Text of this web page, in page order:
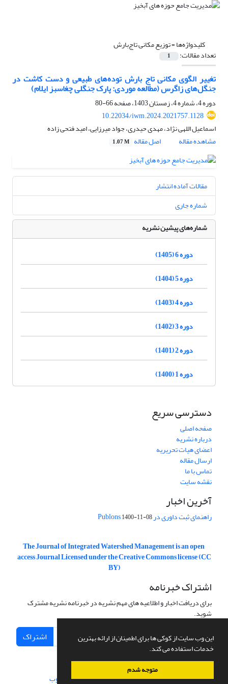
این وب سایت از کوکی ها برای اطمینان از ارائه بهترین
خدمات استفاده می کند.
متوجه شدم
کلیدواژه‌ها =توزیع مکانی تاج‌بارش
تعداد مقالات: 1
تغییر الگوی مکانی تاج بارش توده‌های طبیعی و دست کاشت در
جنگل‌های زاگرس (مطالعه موردی: پارک جنگلی چغاسبز ایلام)
دوره 4، شماره 4، زمستان 1403، صفحه
66-80
10.22034/iwm.2024.2021757.1128
اسماعیل اللهی نژاد، مهدی حیدری، جواد میرزایی، امید فتحی زاده
مشاهده مقاله
اصل مقاله 1.07 M
مقالات آماده انتشار
شماره جاری
شماره‌های پیشین نشریه
دوره 6 (1405)
دوره 5 (1404)
دوره 4 (1403)
دوره 3 (1402)
دوره 2 (1401)
دوره 1 (1400)
دسترسی سریع
صفحه اصلی
درباره نشریه
اعضای هیات تحریریه
ارسال مقاله
تماس با ما
نقشه سایت
آخرین اخبار
راهنمای ثبت داوری در Publons1400-11-08
The Journal of Integrated Watershed Management is an open
access Journal Licensed under the Creative Commons license (CC
BY)
اشتراک خبرنامه
برای دریافت اخبار و اطلاعیه های مهم نشریه در خبرنامه نشریه مشترک
شوید.
اشتراک
سامانه مدیریت نشریات علمی.طراحی و پیاده سازی از سیناوب